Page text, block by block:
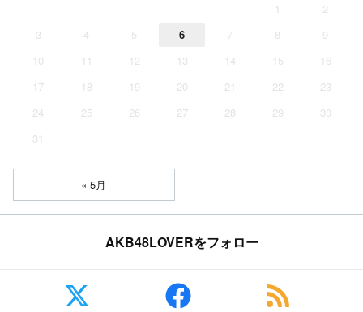
1
2
3
4 5 6 7 8
9
10
11 12 13 14 15
16
17
18 19 20 21 22
23
24
25 26 27 28 29
30
31
« 5月
AKB48LOVERをフォロー